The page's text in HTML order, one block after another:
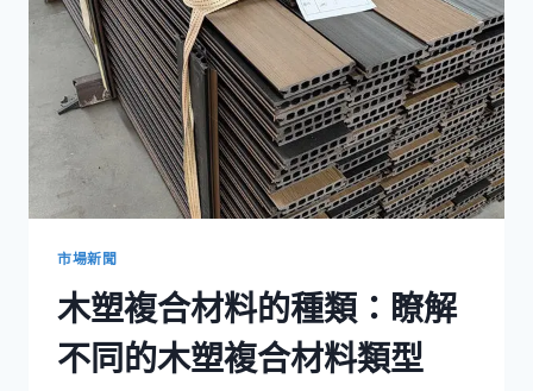
在
設
計
中
的
優
點
市場新聞
木塑複合材料的種類：瞭解
不同的木塑複合材料類型